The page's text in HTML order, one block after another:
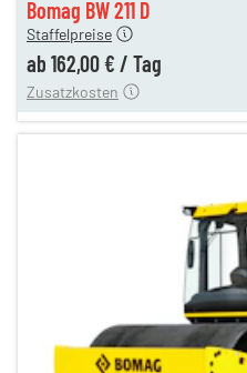
Bomag BW 211 D
Staffelpreise
ab 162,00 € / Tag
12,00 €
Zusatzkosten